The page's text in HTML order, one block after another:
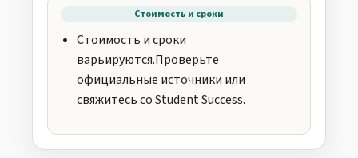
Стоимость и сроки
Стоимость и сроки
варьируются.Проверьте
официальные источники или
свяжитесь со Student Success.